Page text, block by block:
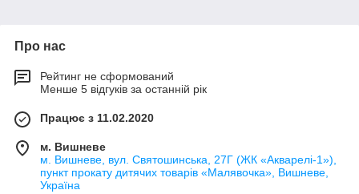
Про нас
Рейтинг не сформований
Менше 5 відгуків за останній рік
Працює з 11.02.2020
м. Вишневе
м. Вишневе, вул. Святошинська, 27Г (ЖК «Акварелі-1»),
пункт прокату дитячих товарів «Малявочка», Вишневе,
Україна